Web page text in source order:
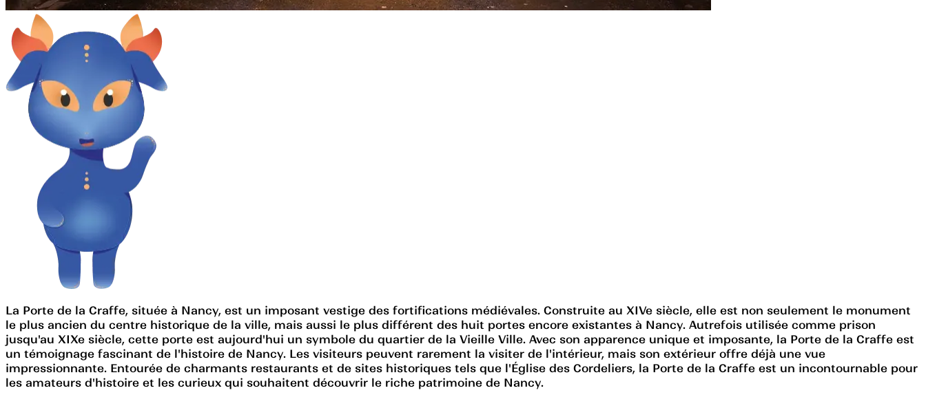
La Porte de la Craffe, située à Nancy, est un imposant vestige des fortifications médiévales. Construite au XIVe siècle, elle est non seulement le monument
le plus ancien du centre historique de la ville, mais aussi le plus différent des huit portes encore existantes à Nancy. Autrefois utilisée comme prison
jusqu'au XIXe siècle, cette porte est aujourd'hui un symbole du quartier de la Vieille Ville. Avec son apparence unique et imposante, la Porte de la Craffe est
un témoignage fascinant de l'histoire de Nancy. Les visiteurs peuvent rarement la visiter de l'intérieur, mais son extérieur offre déjà une vue
impressionnante. Entourée de charmants restaurants et de sites historiques tels que l'Église des Cordeliers, la Porte de la Craffe est un incontournable pour
les amateurs d'histoire et les curieux qui souhaitent découvrir le riche patrimoine de Nancy.